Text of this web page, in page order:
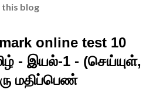
blog
online test 10
- இயல்-1 - (செய்யுள்,
மதிப்பெண்